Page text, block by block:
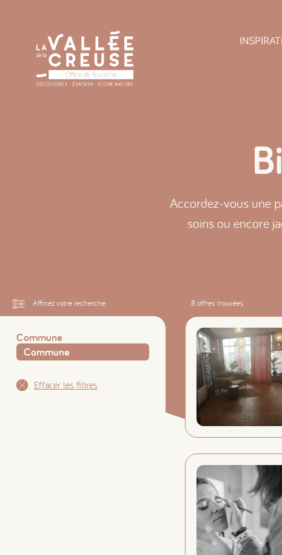
Accordez-vous une
soins ou encore
Commune
Effacer les filtres
Affinez votre recherche 8offres trouvées